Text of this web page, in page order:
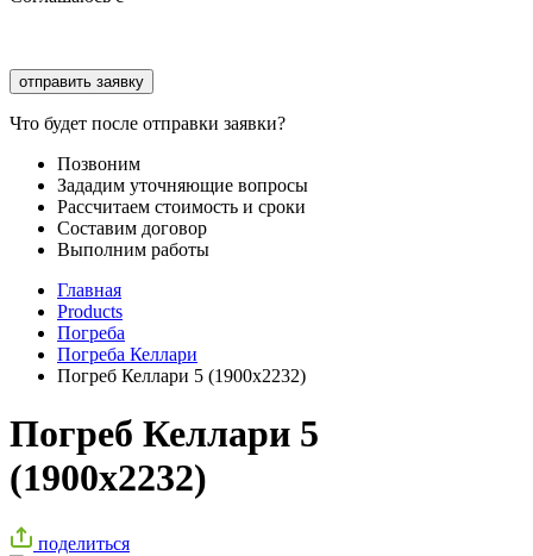
Что будет после отправки заявки?
Позвоним
Зададим уточняющие вопросы
Рассчитаем стоимость и сроки
Составим договор
Выполним работы
Главная
Products
Погреба
Погреба Келлари
Погреб Келлари 5 (1900х2232)
Погреб Келлари 5
(1900х2232)
поделиться